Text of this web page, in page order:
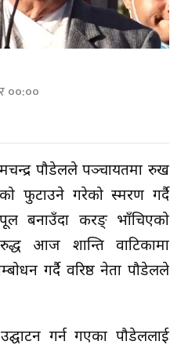
००:००
पौडेलले पञ्चायतमा रुख
फुटाउने गरेको स्मरण गर्दै
बनाउँदा करङ् भाँचिएको
आज शान्ति वाटिकामा
गर्दै वरिष्ठ नेता पौडेलले
गर्न गएका पौडेललाई